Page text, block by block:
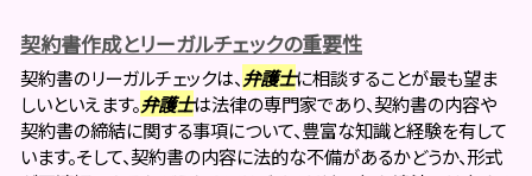
契約書作成とリーガルチェックの重要性
契約書のリーガルチェックは、 弁護士に相談することが最も望ま
しいといえます。弁護士は法律の専門家であり、契約書の内容や
契約書の締結に関する事項について、豊富な知識と経験を有して
います。そして、契約書の内容に法的な不備があるかどうか、形式